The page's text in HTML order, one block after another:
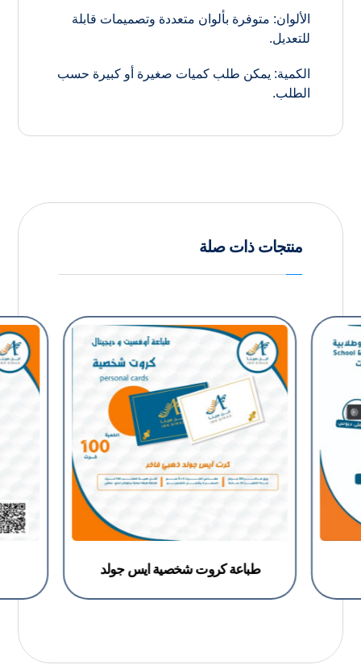
الألوان: متوفرة بألوان متعددة وتصميمات قابلة
للتعديل.
الكمية: يمكن طلب كميات صغيرة أو كبيرة حسب
الطلب.
منتجات ذات صلة
طباعة كروت شخصية ايس جولد